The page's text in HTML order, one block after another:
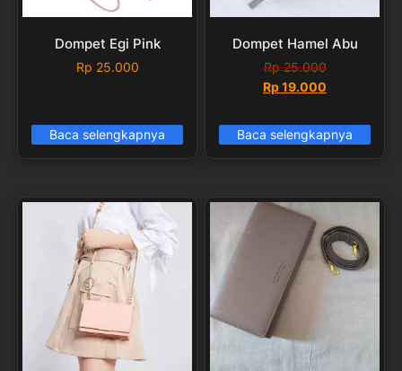
Dompet Egi Pink
Rp 25.000
Baca selengkapnya
Dompet Hamel Abu
Rp25.000
Harga
adalah:
Rp 25.000.
Rp19.000
Harga
ini
adalah:
Baca selengkapnya